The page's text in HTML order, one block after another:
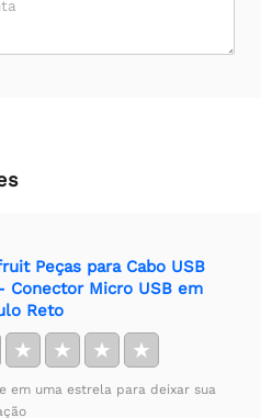
Peças para Cabo USB
Conector Micro USB em
Reto
★ ★ ★ ★
em uma estrela para deixar sua